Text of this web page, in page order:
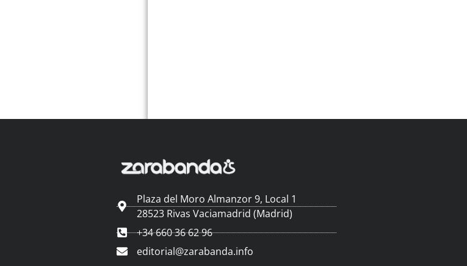
Plaza del Moro Almanzor 9, Local 1
28523 Rivas Vaciamadrid (Madrid)
+34 660 36 62 96
editorial@zarabanda.info